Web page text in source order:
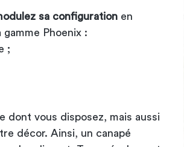
sa configuration en
Phoenix :
;
dont vous disposez, mais aussi
décor. Ainsi, un canapé